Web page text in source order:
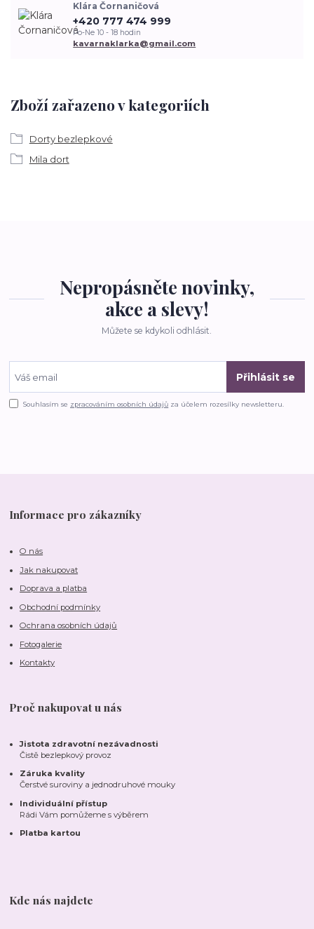
Zboží zařazeno v kategoriích
Dorty bezlepkové
Mila dort
Klára Čornaničová
+420 777 474 999
Po-Ne 10 - 18 hodin
kavarnaklarka@gmail.com
Nepropásněte novinky,
akce a slevy!
Můžete se kdykoli odhlásit.
Přihlásit se
Souhlasím se zpracováním osobních údajů za účelem rozesílky newsletteru.
Informace pro zákazníky
O nás
Jak nakupovat
Doprava a platba
Obchodní podmínky
Ochrana osobních údajů
Fotogalerie
Kontakty
Proč nakupovat u nás
Jistota zdravotní nezávadnosti
Čistě bezlepkový provoz
Záruka kvality
Čerstvé suroviny a jednodruhové mouky
Individuální přístup
Rádi Vám pomůžeme s výběrem
Platba kartou
Kde nás najdete